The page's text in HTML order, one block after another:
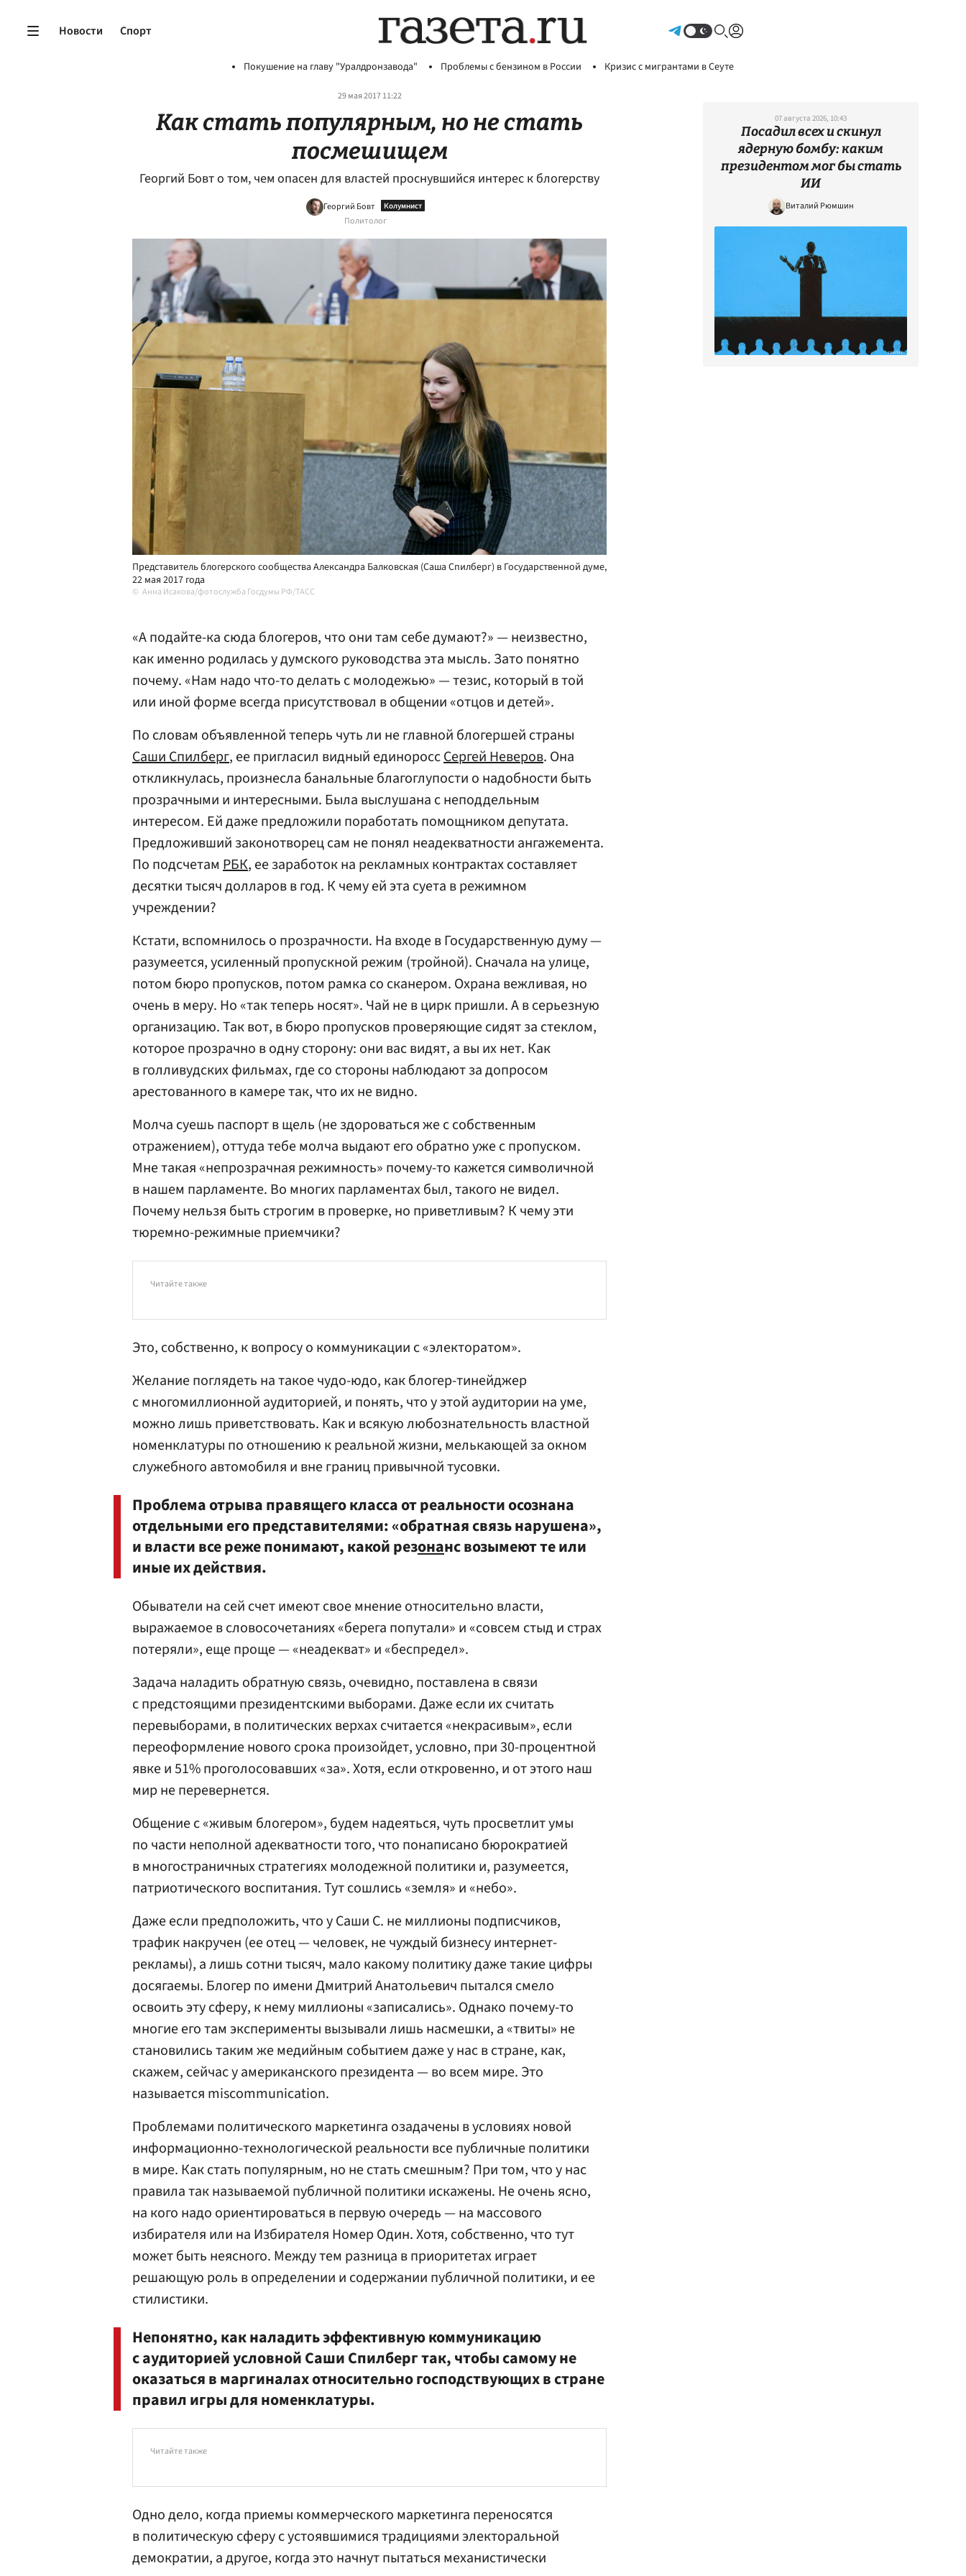
Новости Спорт
Покушение на главу "Уралдронзавода" Проблемы с бензином в России Кризис с мигрантами в Сеуте
29 мая 2017 11:22
Как стать популярным, но не стать
посмешищем
Георгий Бовт о том, чем опасен для властей проснувшийся интерес к блогерству
Георгий Бовт
Политолог
Представитель блогерского сообщества Александра Балковская (Саша Спилберг) в Государственной думе,
22 мая 2017 года
Анна Исакова/фотослужба Госдумы РФ/ТАСС
«А подайте-ка сюда блогеров, что они там себе думают?» — неизвестно,
как именно родилась у думского руководства эта мысль. Зато понятно
почему. «Нам надо что-то делать с молодежью» — тезис, который в той
или иной форме всегда присутствовал в общении «отцов и детей».
По словам объявленной теперь чуть ли не главной блогершей страны
Саши Спилберг, ее пригласил видный единороссСергей Неверов. Она
откликнулась, произнесла банальные благоглупости о надобности быть
прозрачными и интересными. Была выслушана с неподдельным
интересом. Ей даже предложили поработать помощником депутата.
Предложивший законотворец сам не понял неадекватности ангажемента.
По подсчетам РБК, ее заработок на рекламных контрактах составляет
десятки тысяч долларов в год. К чему ей эта суета в режимном
учреждении?
Кстати, вспомнилось о прозрачности. На входе в Государственную думу —
разумеется, усиленный пропускной режим (тройной). Сначала на улице,
потом бюро пропусков, потом рамка со сканером. Охрана вежливая, но
очень в меру. Но «так теперь носят». Чай не в цирк пришли. А в серьезную
организацию. Так вот, в бюро пропусков проверяющие сидят за стеклом,
которое прозрачно в одну сторону: они вас видят, а вы их нет. Как
в голливудских фильмах, где со стороны наблюдают за допросом
арестованного в камере так, что их не видно.
Молча суешь паспорт в щель (не здороваться же с собственным
отражением), оттуда тебе молча выдают его обратно уже с пропуском.
Мне такая «непрозрачная режимность» почему-то кажется символичной
в нашем парламенте. Во многих парламентах был, такого не видел.
Почему нельзя быть строгим в проверке, но приветливым? К чему эти
тюремно-режимные приемчики?
Читайте также
Это, собственно, к вопросу о коммуникации с «электоратом».
Желание поглядеть на такое чудо-юдо, как блогер-тинейджер
с многомиллионной аудиторией, и понять, что у этой аудитории на уме,
можно лишь приветствовать. Как и всякую любознательность властной
номенклатуры по отношению к реальной жизни, мелькающей за окном
служебного автомобиля и вне границ привычной тусовки.
Проблема отрыва правящего класса от реальности осознана
отдельными его представителями: «обратная связь нарушена»,
и власти все реже понимают, какой резонанс возымеют те или
иные их действия.
Обыватели на сей счет имеют свое мнение относительно власти,
выражаемое в словосочетаниях «берега попутали» и «совсем стыд и страх
потеряли», еще проще — «неадекват» и «беспредел».
Задача наладить обратную связь, очевидно, поставлена в связи
с предстоящими президентскими выборами. Даже если их считать
перевыборами, в политических верхах считается «некрасивым», если
переоформление нового срока произойдет, условно, при 30-процентной
явке и 51% проголосовавших «за». Хотя, если откровенно, и от этого наш
мир не перевернется.
Общение с «живым блогером», будем надеяться, чуть просветлит умы
по части неполной адекватности того, что понаписано бюрократией
в многостраничных стратегиях молодежной политики и, разумеется,
патриотического воспитания. Тут сошлись «земля» и «небо».
Даже если предположить, что у Саши С. не миллионы подписчиков,
трафик накручен (ее отец — человек, не чуждый бизнесу интернет-
рекламы), а лишь сотни тысяч, мало какому политику даже такие цифры
досягаемы. Блогер по имени Дмитрий Анатольевич пытался смело
освоить эту сферу, к нему миллионы «записались». Однако почему-то
многие его там эксперименты вызывали лишь насмешки, а «твиты» не
становились таким же медийным событием даже у нас в стране, как,
скажем, сейчас у американского президента — во всем мире. Это
называется miscommunication.
Проблемами политического маркетинга озадачены в условиях новой
информационно-технологической реальности все публичные политики
в мире. Как стать популярным, но не стать смешным? При том, что у нас
правила так называемой публичной политики искажены. Не очень ясно,
на кого надо ориентироваться в первую очередь — на массового
избирателя или на Избирателя Номер Один. Хотя, собственно, что тут
может быть неясного. Между тем разница в приоритетах играет
решающую роль в определении и содержании публичной политики, и ее
стилистики.
Непонятно, как наладить эффективную коммуникацию
с аудиторией условной Саши Спилберг так, чтобы самому не
оказаться в маргиналах относительно господствующих в стране
правил игры для номенклатуры.
Читайте также
Одно дело, когда приемы коммерческого маркетинга переносятся
в политическую сферу с устоявшимися традициями электоральной
демократии, а другое, когда это начнут пытаться механистически
07 августа 2026, 10:43
Посадил всех и скинул
ядерную бомбу: каким
президентом мог бы стать
ИИ
Виталий Рюмшин